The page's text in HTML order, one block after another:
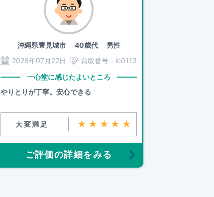
沖縄県豊見城市40歳代 男性
2026年07月22日
買取番号： ic0113
一心堂に感じたよいところ
やりとりが丁寧。安心できる
大変満足 ★★★★★
ご評価の詳細をみる